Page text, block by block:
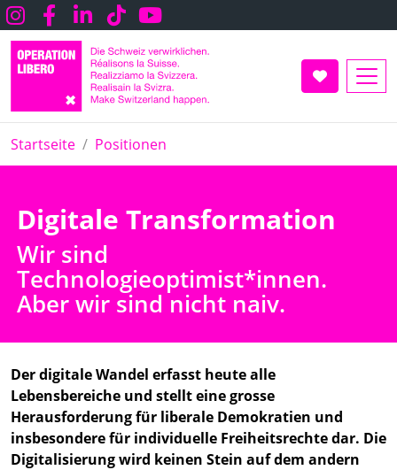
Direkt
zum
Inhalt
Instagram
FacebookLInkedin
TikTokYoutube
Startseite Positionen
Digitale Transformation
Wir sind
Technologieoptimist*innen.
Aber wir sind nicht naiv.
Der digitale Wandel erfasst heute alle
Lebensbereiche und stellt eine grosse
Herausforderung für liberale Demokratien und
insbesondere für individuelle Freiheitsrechte dar. Die
Digitalisierung wird keinen Stein auf dem andern